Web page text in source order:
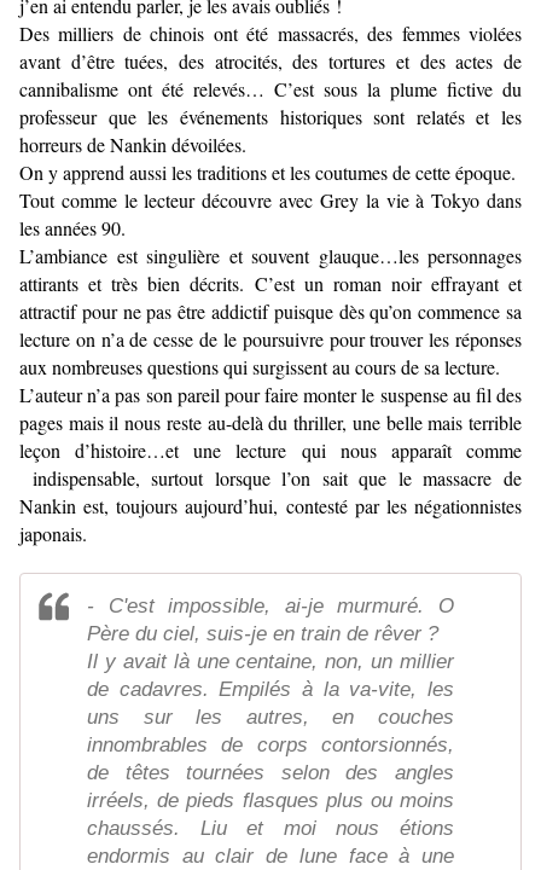
j’en ai entendu parler, je les avais oubliés !
Des milliers de chinois ont été massacrés, des femmes violées
avant d’être tuées, des atrocités, des tortures et des actes de
cannibalisme ont été relevés… C’est sous la plume fictive du
professeur que les événements historiques sont relatés et les
horreurs de Nankin dévoilées.
On y apprend aussi les traditions et les coutumes de cette époque.
Tout comme le lecteur découvre avec Grey la vie à Tokyo dans
les années 90.
L’ambiance est singulière et souvent glauque…les personnages
attirants et très bien décrits. C’est un roman noir effrayant et
attractif pour ne pas être addictif puisque dès qu’on commence sa
lecture on n’a de cesse de le poursuivre pour trouver les réponses
aux nombreuses questions qui surgissent au cours de sa lecture.
L’auteur n’a pas son pareil pour faire monter le suspense au fil des
pages mais il nous reste au-delà du thriller, une belle mais terrible
leçon d’histoire…et une lecture qui nous apparaît comme
indispensable, surtout lorsque l’on sait que le massacre de
Nankin est, toujours aujourd’hui, contesté par les négationnistes
japonais.
- C'est impossible, ai-je murmuré. O
Père du ciel, suis-je en train de rêver ?
Il y avait là une centaine, non, un millier
de cadavres. Empilés à la va-vite, les
uns sur les autres, en couches
innombrables de corps contorsionnés,
de têtes tournées selon des angles
irréels, de pieds flasques plus ou moins
chaussés. Liu et moi nous étions
endormis au clair de lune face à une